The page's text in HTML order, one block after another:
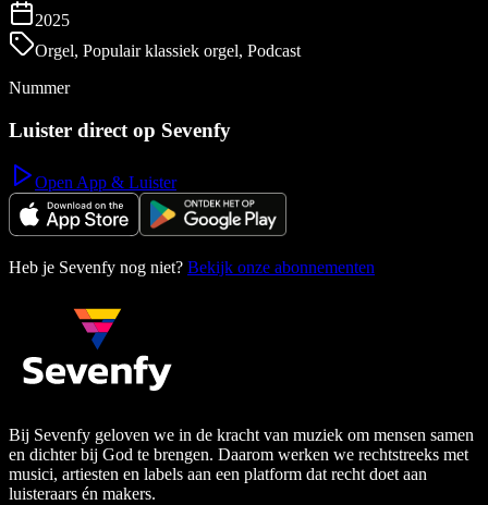
2025
Orgel, Populair klassiek orgel, Podcast
Nummer
Luister direct op Sevenfy
Open App & Luister
Heb je Sevenfy nog niet? Bekijk onze abonnementen
Bij Sevenfy geloven we in de kracht van muziek om mensen samen
en dichter bij God te brengen. Daarom werken we rechtstreeks met
musici, artiesten en labels aan een platform dat recht doet aan
luisteraars én makers.